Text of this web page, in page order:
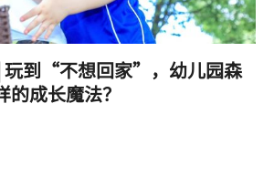
玩到“不想回家”，幼儿园森
成长魔法？